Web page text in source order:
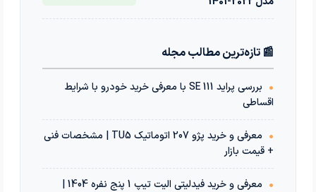
📰 تازه‌ترین مطالب مجله
•
بررسی پراید 111 SE با معرفی خرید خودرو با شرایط
اقساطی
•
معرفی و خرید پژو 207 اتوماتیک TU5 | مشخصات فنی
+ قیمت بازار
• معرفی و خرید فیدلیتی الیت تیپ 1 پنج نفره 1404 |